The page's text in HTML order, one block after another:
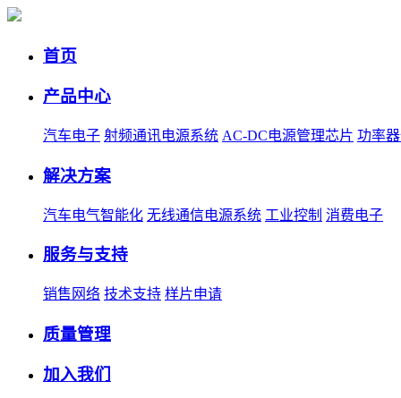
首页
产品中心
汽车电子 射频通讯电源系统 AC-DC电源管理芯片 功率
解决方案
汽车电气智能化 无线通信电源系统 工业控制 消费电子
服务与支持
销售网络 技术支持 样片申请
质量管理
加入我们